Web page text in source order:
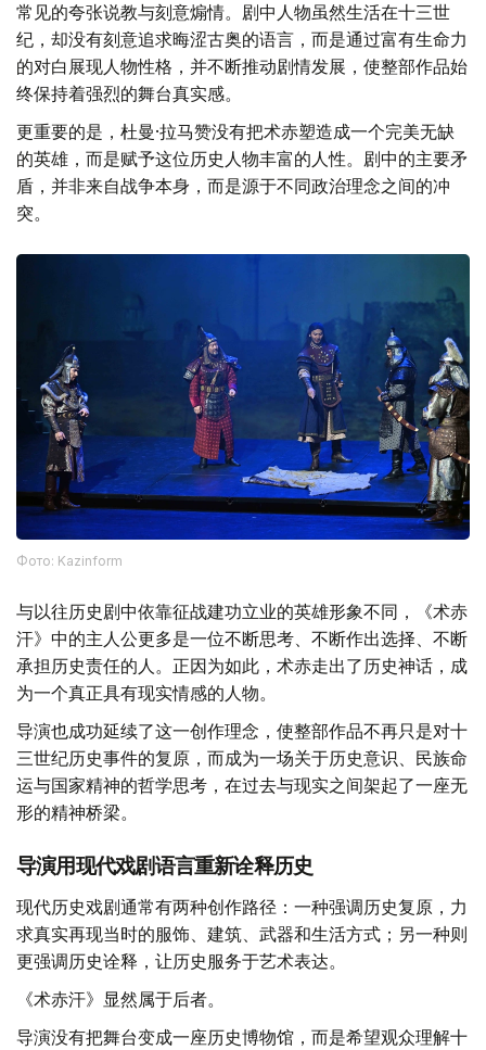
常见的夸张说教与刻意煽情。剧中人物虽然生活在十三世
纪，却没有刻意追求晦涩古奥的语言，而是通过富有生命力
的对白展现人物性格，并不断推动剧情发展，使整部作品始
终保持着强烈的舞台真实感。
更重要的是，杜曼·拉马赞没有把术赤塑造成一个完美无缺
的英雄，而是赋予这位历史人物丰富的人性。剧中的主要矛
盾，并非来自战争本身，而是源于不同政治理念之间的冲
突。
Фото: Kazinform
与以往历史剧中依靠征战建功立业的英雄形象不同，《术赤
汗》中的主人公更多是一位不断思考、不断作出选择、不断
承担历史责任的人。正因为如此，术赤走出了历史神话，成
为一个真正具有现实情感的人物。
导演也成功延续了这一创作理念，使整部作品不再只是对十
三世纪历史事件的复原，而成为一场关于历史意识、民族命
运与国家精神的哲学思考，在过去与现实之间架起了一座无
形的精神桥梁。
导演用现代戏剧语言重新诠释历史
现代历史戏剧通常有两种创作路径：一种强调历史复原，力
求真实再现当时的服饰、建筑、武器和生活方式；另一种则
更强调历史诠释，让历史服务于艺术表达。
《术赤汗》显然属于后者。
导演没有把舞台变成一座历史博物馆，而是希望观众理解十